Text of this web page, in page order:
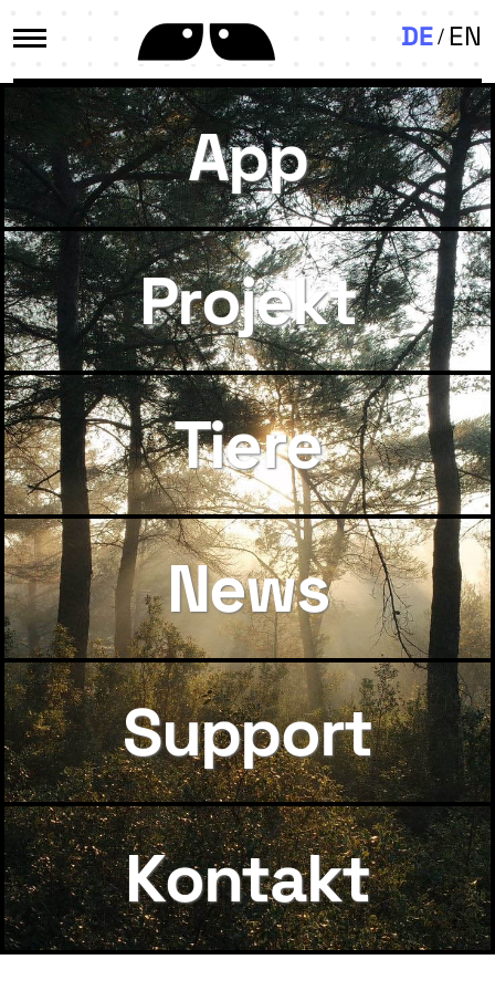
DE EN
App
Projekt
Tiere
News
Support
Kontakt